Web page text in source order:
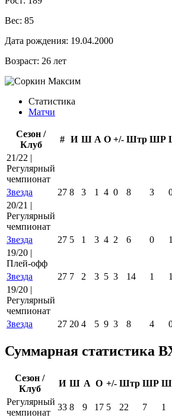
Вес: 85
Дата рождения: 19.04.2000
Возраст: 26 лет
Статистика
Матчи
Сезон /
Клуб
# И Ш А О +/- Штр ШР
21/22 |
Регулярный
чемпионат
Звезда
27 8 3 1 4 0 8 3
20/21 |
Регулярный
чемпионат
Звезда
27 5 1 3 4 2 6 0 1
19/20 |
Плей-офф
Звезда
27 7 2 3 5 3 14 1 1
19/20 |
Регулярный
чемпионат
Звезда
27 20 4 5 9 3 8 4
Суммарная статистика
Сезон /
Клуб
И Ш А О +/- Штр ШР
Регулярный
чемпионат
33 8 9 17 5 22 7 1